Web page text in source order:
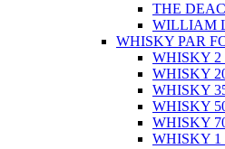
THE
WILLIAM
WHISKY PAR
WHISKY 2
WHISKY
WHISKY
WHISKY
WHISKY
WHISKY 1